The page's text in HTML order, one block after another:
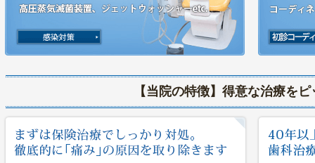
【当院の特徴】得意な治療を